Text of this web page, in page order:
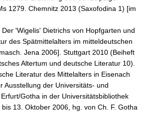
1279. Chemnitz 2013 (Saxofodina 1) [im
'Wigelis' Dietrichs von Hopfgarten und
des Spätmittelalters im mitteldeutschen
Jena 2006]. Stuttgart 2010 (Beiheft
Altertum und deutsche Literatur 10).
Literatur des Mittelalters in Eisenach
Ausstellung der Universitäts- und
Gotha in der Universitätsbibliothek
13. Oktober 2006, hg. von Ch. F. Gotha